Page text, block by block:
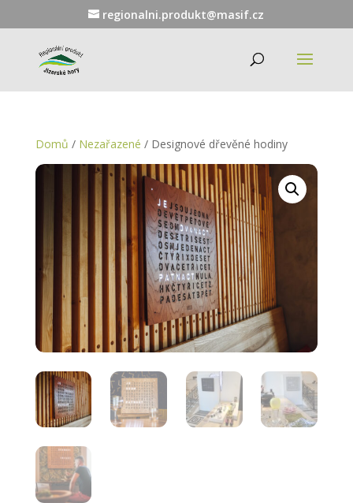
regionalni.produkt@masif.cz
Domů / Nezařazené / Designové dřevěné hodiny